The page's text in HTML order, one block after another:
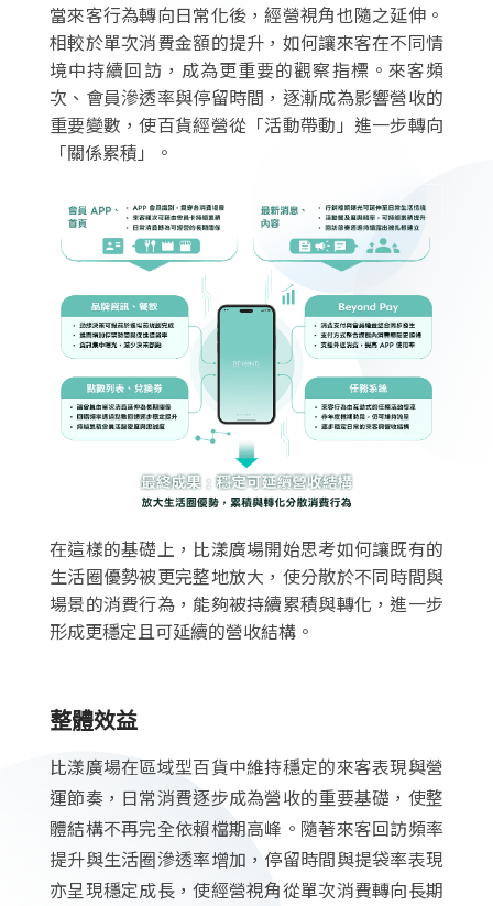
當來客行為轉向日常化後，經營視角也隨之延伸。
相較於單次消費金額的提升，如何讓來客在不同情
境中持續回訪，成為更重要的觀察指標。來客頻
次、會員滲透率與停留時間，逐漸成為影響營收的
重要變數，使百貨經營從「活動帶動」進一步轉向
「關係累積」。
在這樣的基礎上，比漾廣場開始思考如何讓既有的
生活圈優勢被更完整地放大，使分散於不同時間與
場景的消費行為，能夠被持續累積與轉化，進一步
形成更穩定且可延續的營收結構。
整體效益
比漾廣場在區域型百貨中維持穩定的來客表現與營
運節奏，日常消費逐步成為營收的重要基礎，使整
體結構不再完全依賴檔期高峰。隨著來客回訪頻率
提升與生活圈滲透率增加，停留時間與提袋率表現
亦呈現穩定成長，使經營視角從單次消費轉向長期